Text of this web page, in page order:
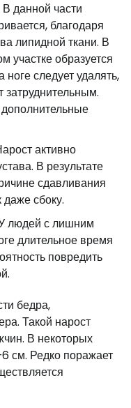
данной части
благодаря
липидной ткани. В
участке образуется
следует удалять,
активно
В результате
сдавливания
сбоку.
людей с лишним
длительное время
повредить
бедра,
Такой нарост
В некоторых
см. Редко поражает